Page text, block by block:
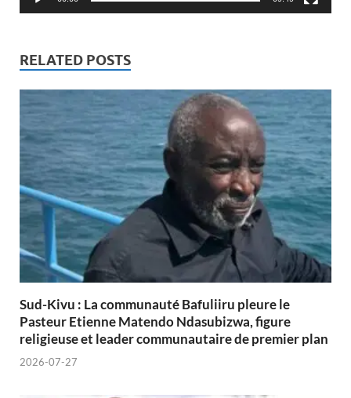
RELATED POSTS
Sud-Kivu : La communauté Bafuliiru pleure le
Pasteur Etienne Matendo Ndasubizwa, figure
religieuse et leader communautaire de premier plan
2026-07-27